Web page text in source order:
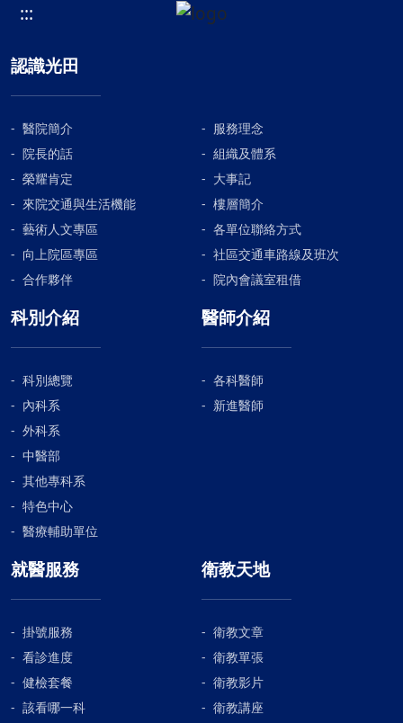
:::
認識光田
醫院簡介
服務理念
院長的話
組織及體系
榮耀肯定
大事記
來院交通與生活機能
樓層簡介
藝術人文專區
各單位聯絡方式
向上院區專區
社區交通車路線及班次
合作夥伴
院內會議室租借
科別介紹
科別總覽
內科系
外科系
中醫部
其他專科系
特色中心
醫療輔助單位
醫師介紹
各科醫師
新進醫師
就醫服務
掛號服務
看診進度
健檢套餐
該看哪一科
衛教天地
衛教文章
衛教單張
衛教影片
衛教講座